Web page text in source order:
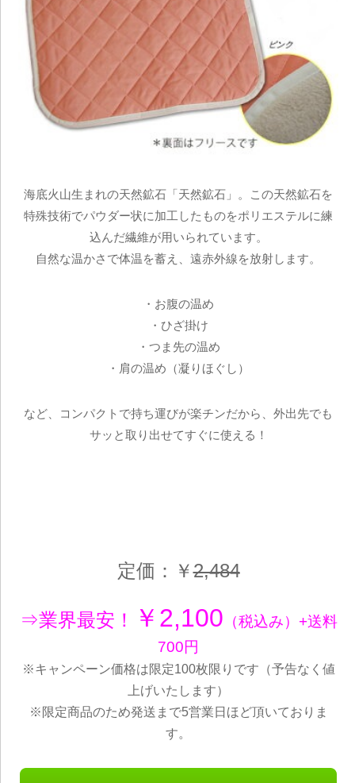
海底火山生まれの天然鉱石「天然鉱石」。この天然鉱石を
特殊技術でパウダー状に加工したものをポリエステルに練
込んだ繊維が用いられています。
自然な温かさで体温を蓄え、遠赤外線を放射します。
・お腹の温め
・ひざ掛け
・つま先の温め
・肩の温め（凝りほぐし）
など、コンパクトで持ち運びが楽チンだから、外出先でも
サッと取り出せてすぐに使える！
定価：￥2,484
⇒業界最安！ ￥2,100 （税込み）+送料
700円
※キャンペーン価格は限定100枚限りです（予告なく値
上げいたします）
※限定商品のため発送まで5営業日ほど頂いておりま
す。